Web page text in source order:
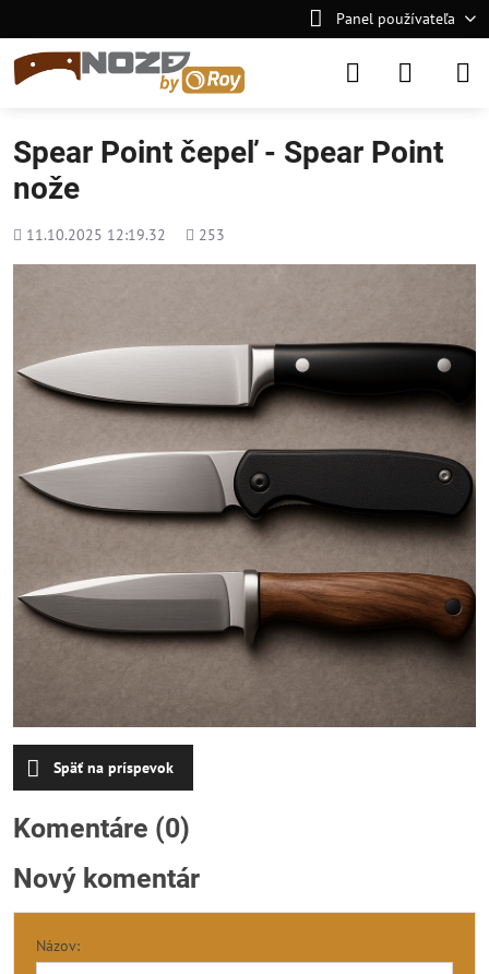
Panel používateľa
Spear Point čepeľ - Spear Point
nože
Pridané
11.10.2025 12:19.32
Počet
253
Späť na príspevok
Komentáre (0)
Nový komentár
Názov: